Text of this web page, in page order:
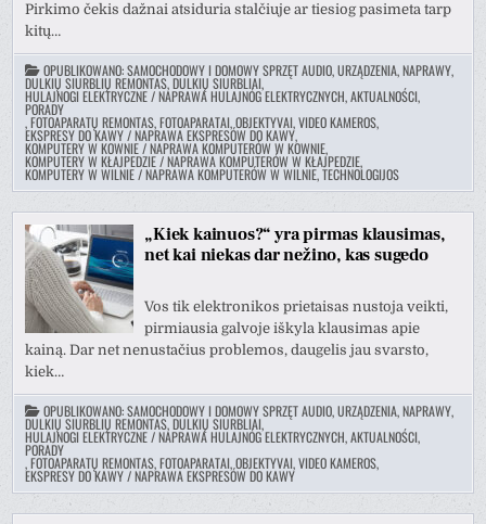
Pirkimo čekis dažnai atsiduria stalčiuje ar tiesiog pasimeta tarp
kitų…
OPUBLIKOWANO:SAMOCHODOWY I DOMOWY SPRZĘT AUDIO, URZĄDZENIA, NAPRAWY,
DULKIŲ SIURBLIŲ REMONTAS, DULKIŲ SIURBLIAI,
HULAJNOGI ELEKTRYCZNE / NAPRAWA HULAJNÓG ELEKTRYCZNYCH, AKTUALNOŚCI,
PORADY
,FOTOAPARATŲ REMONTAS, FOTOAPARATAI, OBJEKTYVAI, VIDEO KAMEROS,
EKSPRESY DO KAWY / NAPRAWA EKSPRESÓW DO KAWY,
KOMPUTERY W KOWNIE / NAPRAWA KOMPUTERÓW W KOWNIE,
KOMPUTERY W KŁAJPEDZIE / NAPRAWA KOMPUTERÓW W KŁAJPEDZIE,
KOMPUTERY W WILNIE / NAPRAWA KOMPUTERÓW W WILNIE,TECHNOLOGIJOS
„Kiek kainuos?“ yra pirmas klausimas,
net kai niekas dar nežino, kas sugedo
Vos tik elektronikos prietaisas nustoja veikti,
pirmiausia galvoje iškyla klausimas apie
kainą. Dar net nenustačius problemos, daugelis jau svarsto,
kiek…
OPUBLIKOWANO:SAMOCHODOWY I DOMOWY SPRZĘT AUDIO, URZĄDZENIA, NAPRAWY,
DULKIŲ SIURBLIŲ REMONTAS, DULKIŲ SIURBLIAI,
HULAJNOGI ELEKTRYCZNE / NAPRAWA HULAJNÓG ELEKTRYCZNYCH, AKTUALNOŚCI,
PORADY
,FOTOAPARATŲ REMONTAS, FOTOAPARATAI, OBJEKTYVAI, VIDEO KAMEROS,
EKSPRESY DO KAWY / NAPRAWA EKSPRESÓW DO KAWY